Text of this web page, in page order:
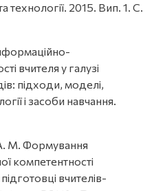
технології. 2015. Вип. 1. С.
вчителя у галузі
підходи, моделі,
і засоби навчання.
М. Формування
компетентності
вчителів-